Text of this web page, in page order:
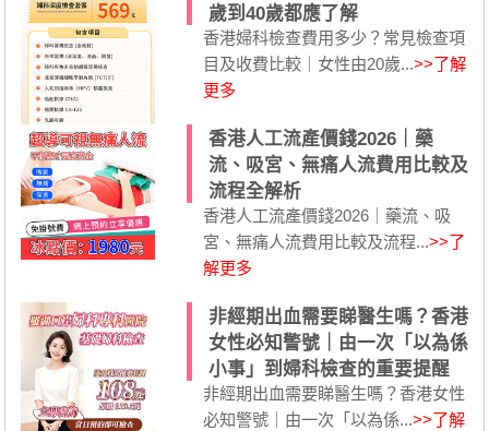
歲到40歲都應了解
香港婦科檢查費用多少？常見檢查項
目及收費比較｜女性由20歲...>>了解
更多
香港人工流產價錢2026｜藥
流、吸宮、無痛人流費用比較及
流程全解析
香港人工流產價錢2026｜藥流、吸
宮、無痛人流費用比較及流程...>>了
解更多
非經期出血需要睇醫生嗎？香港
女性必知警號｜由一次「以為係
小事」到婦科檢查的重要提醒
非經期出血需要睇醫生嗎？香港女性
必知警號｜由一次「以為係...>>了解